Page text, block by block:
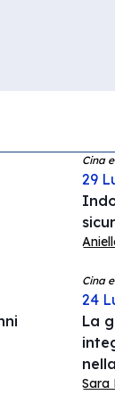
Cina
29
Cina
24
La
Sara